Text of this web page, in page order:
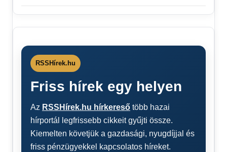
RSSHírek.hu
Friss hírek egy helyen
Az RSSHírek.hu hírkereső több hazai
hírportál legfrissebb cikkeit gyűjti össze.
Kiemelten követjük a gazdasági, nyugdíjjal és
friss pénzügyekkel kapcsolatos híreket.